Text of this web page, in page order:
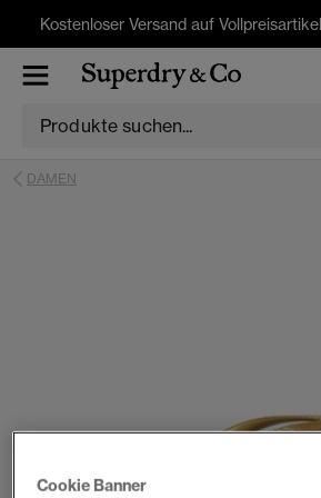
Kostenloser Versand auf
DAMEN
Cookie Banner